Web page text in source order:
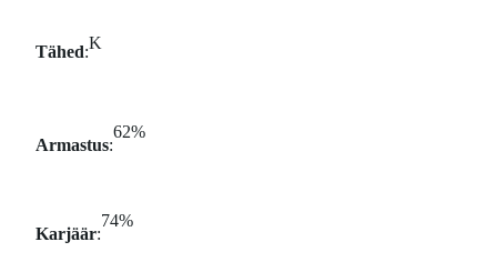
Tähed:K
Armastus:
62%
Karjäär:
74%